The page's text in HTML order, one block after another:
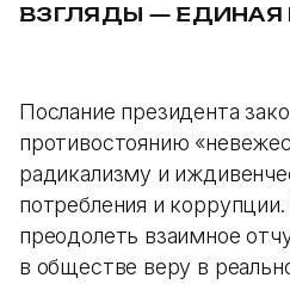
ВЗГЛЯДЫ — ЕДИНАЯ
Послание президента
противостоянию
радикализму и
потребления и
преодолеть взаимное
в обществе веру в